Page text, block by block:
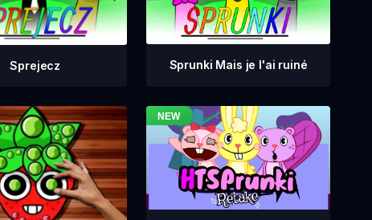
Sprejecz Sprunki Mais je l'ai ruiné